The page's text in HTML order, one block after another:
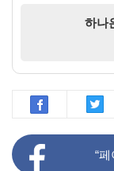
하나
“